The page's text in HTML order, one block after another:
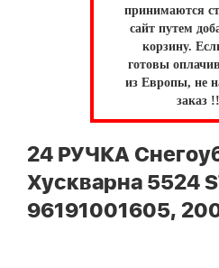
принимаются
сайт путем
корзину.
готовы
из Европы, не
заказ
24 РУЧКА
Хускварна 5524
96191001605,